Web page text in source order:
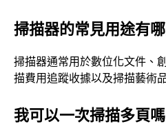
掃描器的常見用途有
掃描器通常用於數位化文件、
描費用追蹤收據以及掃描藝術
我可以一次掃描多頁